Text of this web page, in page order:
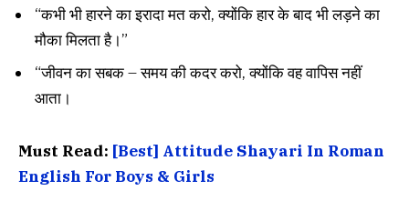
“कभी भी हारने का इरादा मत करो, क्योंकि हार के बाद भी लड़ने का
मौका मिलता है।”
“जीवन का सबक – समय की कदर करो, क्योंकि वह वापिस नहीं
आता।
Must Read: [Best] Attitude Shayari In Roman
English For Boys & Girls